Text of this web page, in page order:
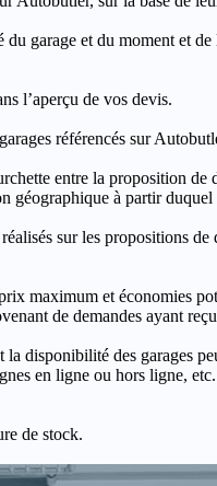
garage et du moment et
l’aperçu de vos devis.
référencés sur
entre la proposition de
géographique à partir duquel
sur les propositions de
maximum et économies
de demandes ayant
disponibilité des garages
en ligne ou hors ligne,
de stock.